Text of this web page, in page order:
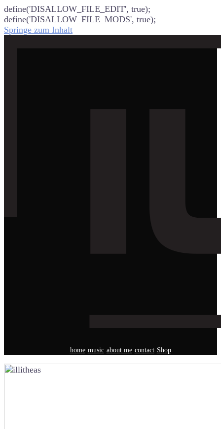
define('DISALLOW_FILE_EDIT', true);
define('DISALLOW_FILE_MODS', true);
Springe zum Inhalt
home music about me contact Shop